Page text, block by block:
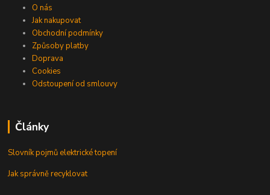
O nás
Jak nakupovat
Obchodní podmínky
Způsoby platby
Doprava
Cookies
Odstoupení od smlouvy
Články
Slovník pojmů elektrické topení
Jak správně recyklovat